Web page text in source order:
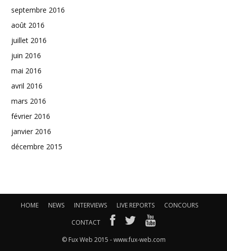
septembre 2016
août 2016
juillet 2016
juin 2016
mai 2016
avril 2016
mars 2016
février 2016
janvier 2016
décembre 2015
HOME NEWS INTERVIEWS LIVE REPORTS
CONCOURS
CONTACT
© Fux Web 2015 - www.fux-web.com